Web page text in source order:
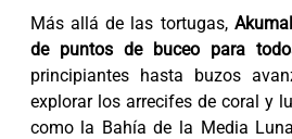
Más allá de las tortugas,
de puntos de buceo para
principiantes hasta buzos
explorar los arrecifes de coral y
como la Bahía de la Media